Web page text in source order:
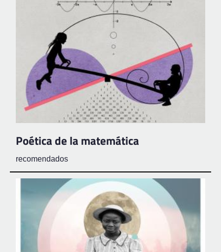
Poética de la matemática
recomendados